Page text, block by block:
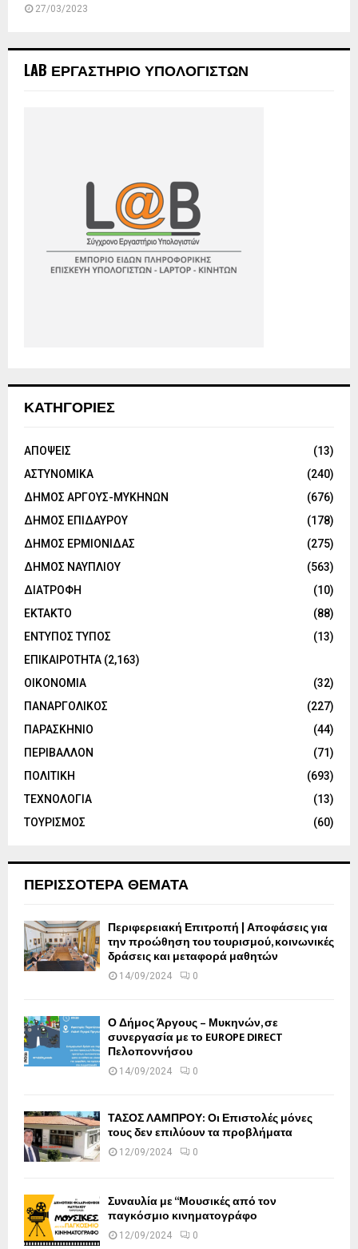
27/03/2023
LAB ΕΡΓΑΣΤΗΡΙΟ ΥΠΟΛΟΓΙΣΤΩΝ
ΚΑΤΗΓΟΡΙΕΣ
ΑΠΟΨΕΙΣ
(13)
ΑΣΤΥΝΟΜΙΚΑ
(240)
ΔΗΜΟΣ ΑΡΓΟΥΣ-ΜΥΚΗΝΩΝ
(676)
ΔΗΜΟΣ ΕΠΙΔΑΥΡΟΥ
(178)
ΔΗΜΟΣ ΕΡΜΙΟΝΙΔΑΣ
(275)
ΔΗΜΟΣ ΝΑΥΠΛΙΟΥ
(563)
ΔΙΑΤΡΟΦΗ
(10)
ΕΚΤΑΚΤΟ
(88)
ΕΝΤΥΠΟΣ ΤΥΠΟΣ
(13)
ΕΠΙΚΑΙΡΟΤΗΤΑ (2,163)
ΟΙΚΟΝΟΜΙΑ
(32)
ΠΑΝΑΡΓΟΛΙΚΟΣ
(227)
ΠΑΡΑΣΚΗΝΙΟ
(44)
ΠΕΡΙΒΑΛΛΟΝ
(71)
ΠΟΛΙΤΙΚΗ
(693)
ΤΕΧΝΟΛΟΓΙΑ
(13)
ΤΟΥΡΙΣΜΟΣ
(60)
ΠΕΡΙΣΣΟΤΕΡΑ ΘΕΜΑΤΑ
Περιφερειακή Επιτροπή | Αποφάσεις για
την προώθηση του τουρισμού, κοινωνικές
δράσεις και μεταφορά μαθητών
14/09/2024 0
Ο Δήμος Άργους – Μυκηνών, σε
συνεργασία με το EUROPE DIRECT
Πελοποννήσου
14/09/2024 0
ΤΑΣΟΣ ΛΑΜΠΡΟΥ: Οι Επιστολές μόνες
τους δεν επιλύουν τα προβλήματα
12/09/2024 0
Συναυλία με “Μουσικές από τον
παγκόσμιο κινηματογράφο
12/09/2024 0